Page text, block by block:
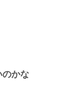
のかな